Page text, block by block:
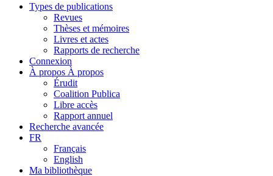
Types de publications
Revues
Thèses et mémoires
Livres et actes
Rapports de recherche
Connexion
À propos À propos
Érudit
Coalition Publica
Libre accès
Rapport annuel
Recherche avancée
FR
Français
English
Ma bibliothèque